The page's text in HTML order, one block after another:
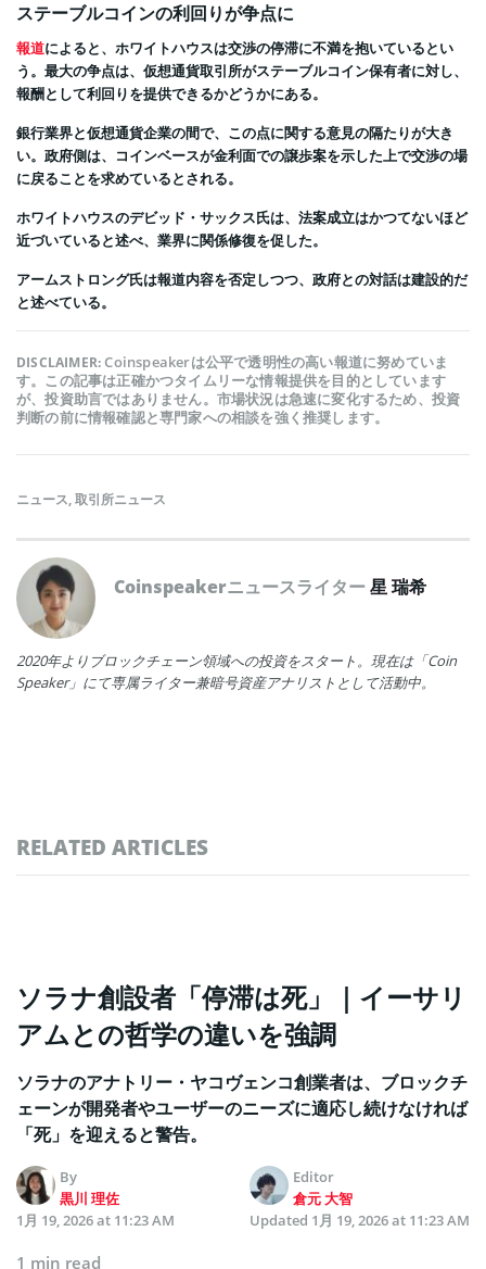
ステーブルコインの利回りが争点に
報道によると、ホワイトハウスは交渉の停滞に不満を抱いているとい
う。最大の争点は、仮想通貨取引所がステーブルコイン保有者に対し、
報酬として利回りを提供できるかどうかにある。
銀行業界と仮想通貨企業の間で、この点に関する意見の隔たりが大き
い。政府側は、コインベースが金利面での譲歩案を示した上で交渉の場
に戻ることを求めているとされる。
ホワイトハウスのデビッド・サックス氏は、法案成立はかつてないほど
近づいていると述べ、業界に関係修復を促した。
アームストロング氏は報道内容を否定しつつ、政府との対話は建設的だ
と述べている。
DISCLAIMER:Coinspeakerは公平で透明性の高い報道に努めていま
す。この記事は正確かつタイムリーな情報提供を目的としています
が、投資助言ではありません。市場状況は急速に変化するため、投資
判断の前に情報確認と専門家への相談を強く推奨します。
ニュース,取引所ニュース
Coinspeakerニュースライター星 瑞希
2020年よりブロックチェーン領域への投資をスタート。現在は「Coin
Speaker」にて専属ライター兼暗号資産アナリストとして活動中。
RELATED ARTICLES
ソラナ創設者「停滞は死」｜イーサリ
アムとの哲学の違いを強調
ソラナのアナトリー・ヤコヴェンコ創業者は、ブロックチ
ェーンが開発者やユーザーのニーズに適応し続けなければ
「死」を迎えると警告。
By
黒川 理佐
Editor
倉元 大智
1月 19, 2026 at 11:23 AM
Updated 1月 19, 2026 at 11:23 AM
1 min read